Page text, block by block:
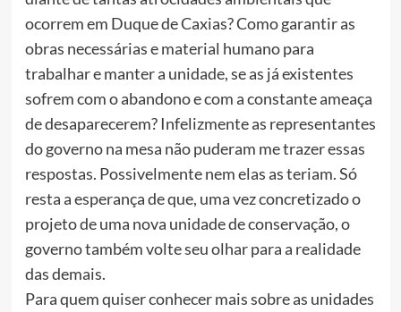
ocorrem em Duque de Caxias? Como garantir as
obras necessárias e material humano para
trabalhar e manter a unidade, se as já existentes
sofrem com o abandono e com a constante ameaça
de desaparecerem? Infelizmente as representantes
do governo na mesa não puderam me trazer essas
respostas. Possivelmente nem elas as teriam. Só
resta a esperança de que, uma vez concretizado o
projeto de uma nova unidade de conservação, o
governo também volte seu olhar para a realidade
das demais.
Para quem quiser conhecer mais sobre as unidades